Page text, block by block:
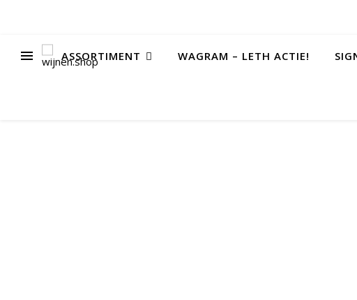
ASSORTIMENT WAGRAM – LETH ACTIE!